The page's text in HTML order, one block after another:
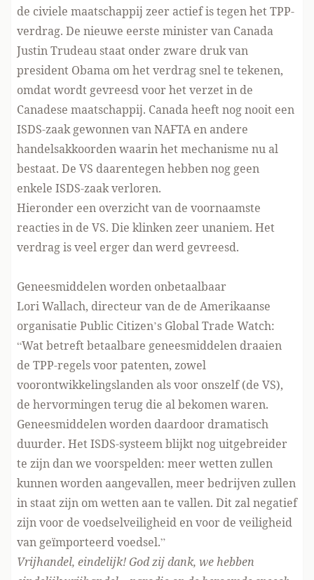
de civiele maatschappij zeer actief is tegen het TPP-
verdrag. De nieuwe eerste minister van Canada
Justin Trudeau staat onder zware druk van
president Obama om het verdrag snel te tekenen,
omdat wordt gevreesd voor het verzet in de
Canadese maatschappij. Canada heeft nog nooit een
ISDS-zaak gewonnen van NAFTA en andere
handelsakkoorden waarin het mechanisme nu al
bestaat. De VS daarentegen hebben nog geen
enkele ISDS-zaak verloren.
Hieronder een overzicht van de voornaamste
reacties in de VS. Die klinken zeer unaniem. Het
verdrag is veel erger dan werd gevreesd.
Geneesmiddelen worden onbetaalbaar
Lori Wallach, directeur van de de Amerikaanse
organisatie Public Citizen’s Global Trade Watch:
“Wat betreft betaalbare geneesmiddelen draaien
de TPP-regels voor patenten, zowel
voorontwikkelingslanden als voor onszelf (de VS),
de hervormingen terug die al bekomen waren.
Geneesmiddelen worden daardoor dramatisch
duurder. Het ISDS-systeem blijkt nog uitgebreider
te zijn dan we voorspelden: meer wetten zullen
kunnen worden aangevallen, meer bedrijven zullen
in staat zijn om wetten aan te vallen. Dit zal negatief
zijn voor de voedselveiligheid en voor de veiligheid
van geïmporteerd voedsel.”
Vrijhandel, eindelijk! God zij dank, we hebben